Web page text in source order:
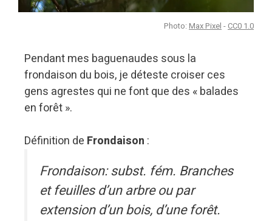
Photo: Max Pixel - CC0 1.0
Pendant mes baguenaudes sous la
frondaison du bois, je déteste croiser ces
gens agrestes qui ne font que des « balades
en forêt ».
Définition de Frondaison :
Frondaison: subst. fém. Branches
et feuilles d’un arbre ou par
extension d’un bois, d’une forêt.